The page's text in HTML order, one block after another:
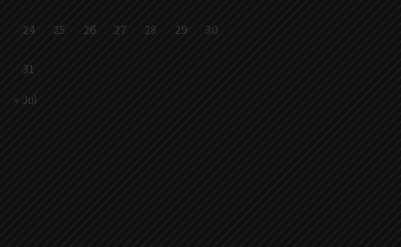
24 25 26 27 28 29 30
31
« Jul